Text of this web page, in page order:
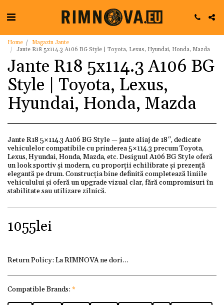
Home
Magazin Jante
Jante R18 5x114.3 A106 BG Style | Toyota, Lexus, Hyundai, Honda, Mazda
Jante R18 5x114.3 A106 BG
Style | Toyota, Lexus,
Hyundai, Honda, Mazda
Jante R18 5×114.3 A106 BG Style — jante aliaj de 18″, dedicate
vehiculelor compatibile cu prinderea 5×114.3 precum Toyota,
Lexus, Hyundai, Honda, Mazda, etc. Designul A106 BG Style oferă
un look sportiv și modern, cu proporții echilibrate și prezență
elegantă pe drum. Construcția bine definită completează liniile
vehiculului și oferă un upgrade vizual clar, fără compromisuri în
stabilitate sau utilizare zilnică.
1055lei
Return Policy: La RIMNOVA ne dorim ca fiecare client
Compatible Brands: *